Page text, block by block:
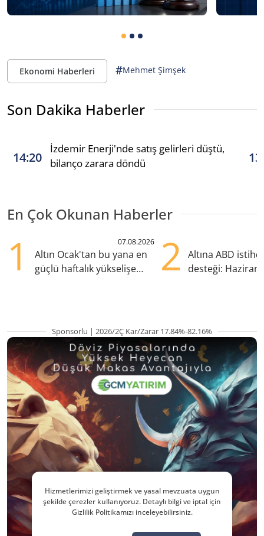
Ekonomi Haberleri #Mehmet Şimşek
Son Dakika Haberler
14:20
İzdemir Enerji'nde satış gelirleri düştü,
bilanço zarara döndü
En Çok Okunan Haberler
1 07.08.2026
Altın Ocak'tan bu yana en
güçlü haftalık yükselişe
2
Altına ABD
desteği:
Sponsorlu | 2026/2Ç Kar/Zarar 17.84%-82.16%
Hizmetlerimizi geliştirmek ve yasal mevzuata uygun
şekilde çerezler kullanıyoruz. Detaylı bilgi ve iptal için
Gizlilik Politikamızı inceleyebilirsiniz.